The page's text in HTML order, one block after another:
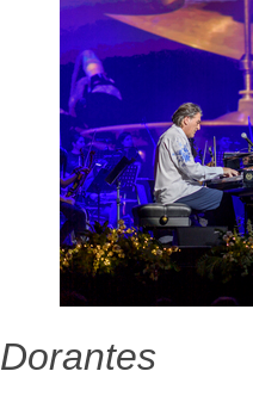
Dorantes